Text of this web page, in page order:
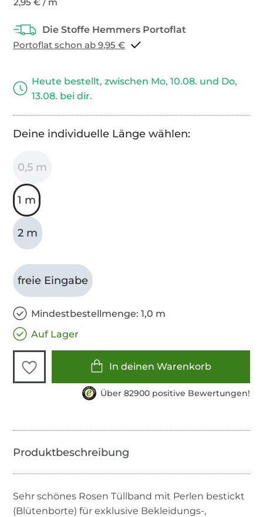
Portoflat schon ab 9,95 €
Heute bestellt, zwischen Mo, 10.08. und Do,
13.08. bei dir.
Deine individuelle Länge wählen:
0,5 m
1 m
2 m
freie Eingabe
Mindestbestellmenge: 1,0 m
Auf Lager
In deinen Warenkorb
Über 82900 positive Bewertungen!
Sehr schönes Rosen Tüllband mit Perlen bestickt
(Blütenborte) für exklusive Bekleidungs-,